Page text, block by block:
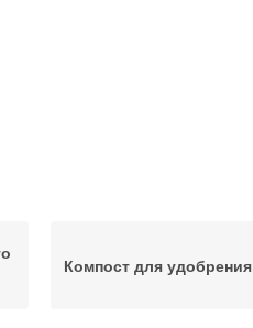
Компост для удобрения